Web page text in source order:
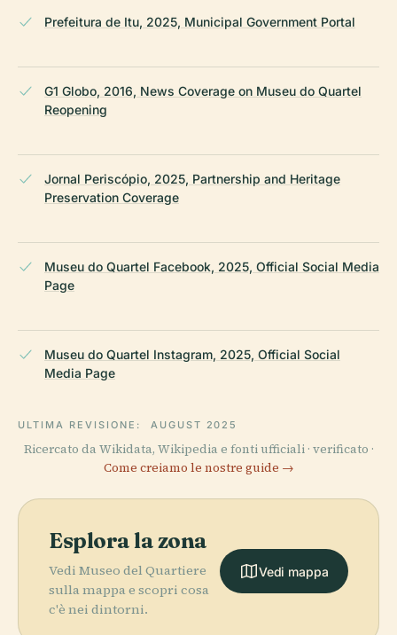
Prefeitura de Itu, 2025, Municipal Government Portal
G1 Globo, 2016, News Coverage on Museu do Quartel
Reopening
Jornal Periscópio, 2025, Partnership and Heritage
Preservation Coverage
Museu do Quartel Facebook, 2025, Official Social Media
Page
Museu do Quartel Instagram, 2025, Official Social
Media Page
ULTIMA REVISIONE: AUGUST 2025
Ricercato da Wikidata, Wikipedia e fonti ufficiali · verificato ·
Come creiamo le nostre guide →
Esplora la zona
Vedi Museo del Quartiere
sulla mappa e scopri cosa
c'è nei dintorni.
Vedi mappa